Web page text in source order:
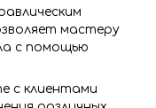
мастеру
с помощью
с клиентами